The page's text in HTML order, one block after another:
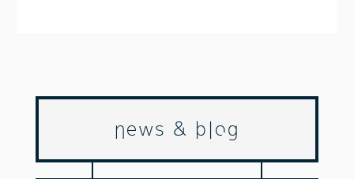
news & blog